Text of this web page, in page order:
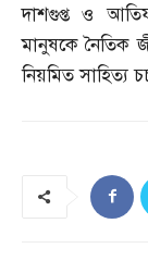
দাশগুপ্ত ও
মানুষকে নৈতিক
নিয়মিত সাহিত্য